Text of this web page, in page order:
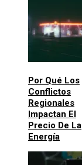
Por Qué Los
Conflictos
Regionales
Impactan El
Precio De La
Energía